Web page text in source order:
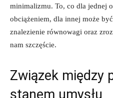
minimalizmu. To, co dla jednej
obciążeniem, dla innej może
znalezienie równowagi oraz
nam⁤ szczęście.
Związek między
stanem umysłu